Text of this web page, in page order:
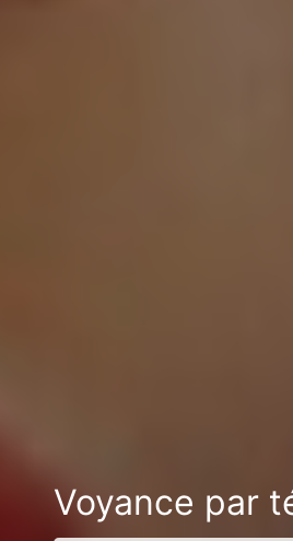
Voyance par